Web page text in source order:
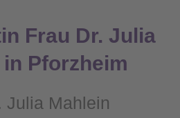
Frau Dr. Julia
Pforzheim
Julia Mahlein